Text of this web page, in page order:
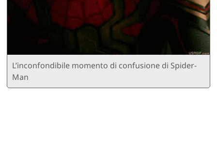
L’inconfondibile momento di confusione di Spider-
Man